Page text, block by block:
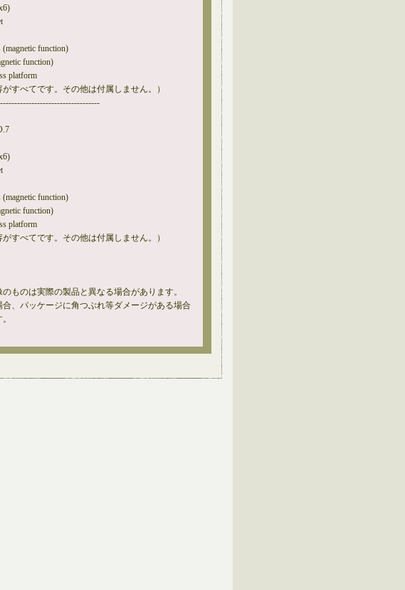
(magnetic function)
function)
platform
がすべてです。その他は付属しません。）
(magnetic function)
function)
platform
がすべてです。その他は付属しません。）
ものは実際の製品と異なる場合があります。
、パッケージに角つぶれ等ダメージがある場合